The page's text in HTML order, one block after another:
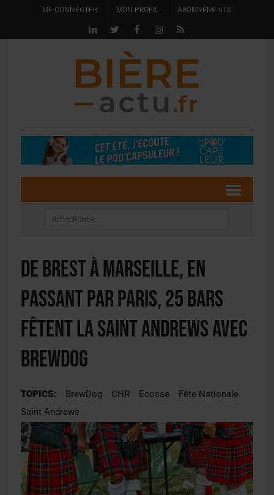
ME CONNECTER MON PROFIL ABONNEMENTS
De Brest à Marseille, en
passant par Paris, 25 bars
fêtent la saint Andrews avec
BrewDog
TOPICS: BrewDog CHR Ecosse
Fête Nationale
Saint Andrews